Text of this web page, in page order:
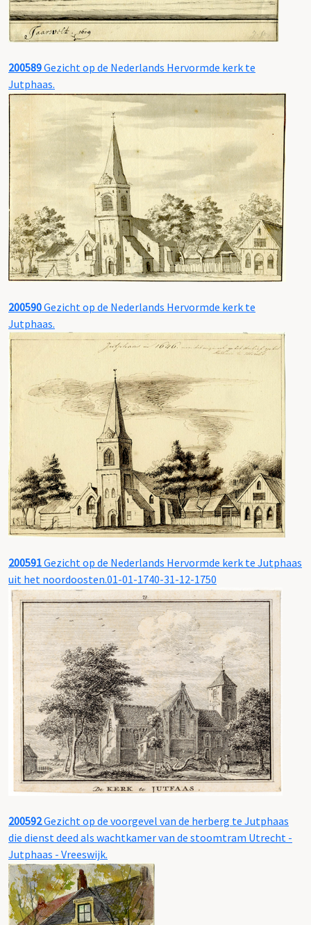
200589Gezicht op de Nederlands Hervormde kerk te
Jutphaas.
200590Gezicht op de Nederlands Hervormde kerk te
Jutphaas.
200591Gezicht op de Nederlands Hervormde kerk te Jutphaas
uit het noordoosten.01-01-1740-31-12-1750
200592Gezicht op de voorgevel van de herberg te Jutphaas
die dienst deed als wachtkamer van de stoomtram Utrecht -
Jutphaas - Vreeswijk.